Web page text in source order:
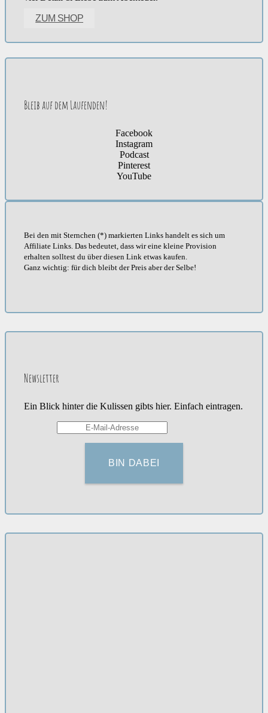
ZUM SHOP
Bleib auf dem Laufenden!
Facebook
Instagram
Podcast
Pinterest
YouTube
Bei den mit Sternchen (*) markierten Links handelt es sich um
Affiliate Links. Das bedeutet, dass wir eine kleine Provision
erhalten solltest du über diesen Link etwas kaufen.
Ganz wichtig: für dich bleibt der Preis aber der Selbe!
Newsletter
Ein Blick hinter die Kulissen gibts hier. Einfach eintragen.